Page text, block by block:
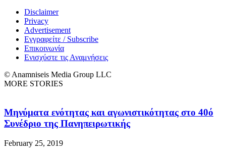
Disclaimer
Privacy
Advertisement
Εγγραφείτε / Subscribe
Επικοινωνία
Ενισχύστε τις Αναμνήσεις
© Anamniseis Media Group LLC
MORE STORIES
Μηνύματα ενότητας και αγωνιστικότητας στο 40ό
Συνέδριο της Πανηπειρωτικής
February 25, 2019